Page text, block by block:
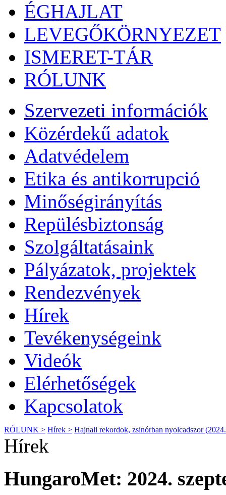
ÉGHAJLAT
LEVEGŐKÖRNYEZET
ISMERET-TÁR
RÓLUNK
Szervezeti információk
Közérdekű adatok
Adatvédelem
Etika és antikorrupció
Minőségirányítás
Repülésbiztonság
Szolgáltatásaink
Pályázatok, projektek
Rendezvények
Hírek
Tevékenységeink
Videók
Elérhetőségek
Kapcsolatok
RÓLUNK > Hírek > Hajnali rekordok, zsinórban nyolcadszor
Hírek
HungaroMet: 2024.